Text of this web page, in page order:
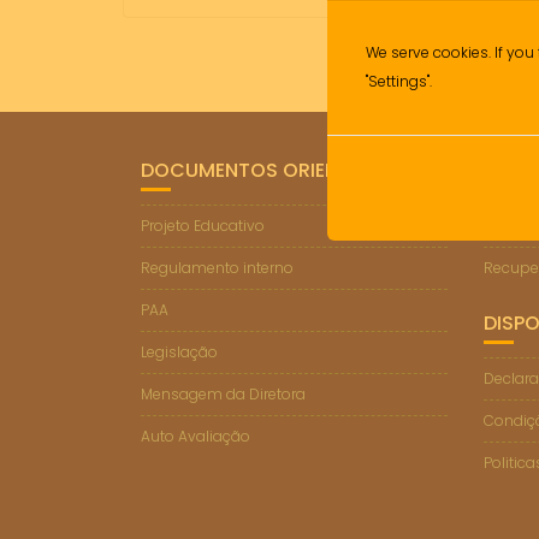
DOCUMENTOS ORIENTADORES
Projeto Educativo
Regulamento interno
PAA
Legislação
Mensagem da Diretora
Auto Avaliação
We serve cookies. If
"Settings".